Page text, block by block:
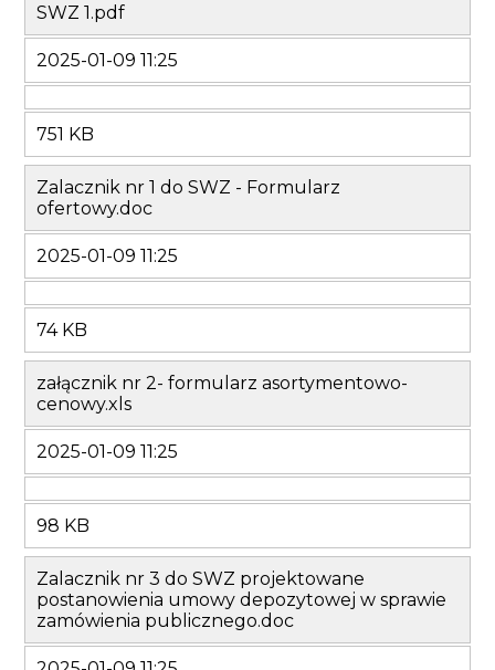
SWZ 1.pdf
2025-01-09 11:25
751 KB
Zalacznik nr 1 do SWZ - Formularz
ofertowy.doc
2025-01-09 11:25
74 KB
załącznik nr 2- formularz asortymentowo-
cenowy.xls
2025-01-09 11:25
98 KB
Zalacznik nr 3 do SWZ projektowane
postanowienia umowy depozytowej w sprawie
zamówienia publicznego.doc